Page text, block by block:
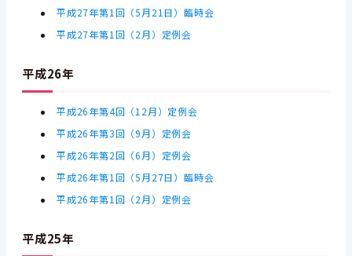
平成27年第1回（5月21日）臨時会
平成27年第1回（2月）定例会
平成26年
平成26年第4回（12月）定例会
平成26年第3回（9月）定例会
平成26年第2回（6月）定例会
平成26年第1回（5月27日）臨時会
平成26年第1回（2月）定例会
平成25年